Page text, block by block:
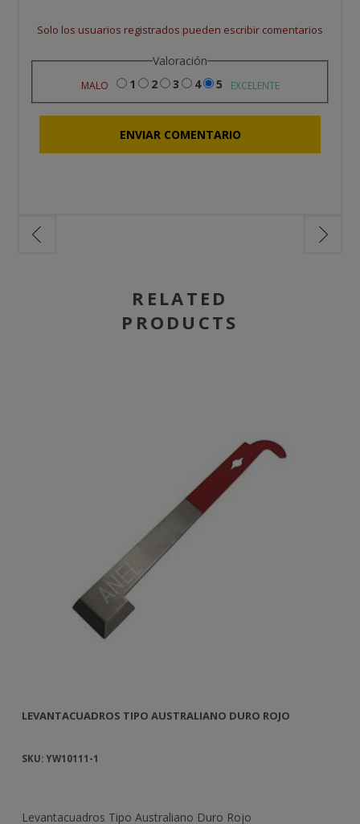
Solo los usuarios registrados pueden escribir comentarios
Valoración
MALO 1 2 3 4 5 EXCELENTE
RELATED
PRODUCTS
LEVANTACUADROS TIPO AUSTRALIANO DURO ROJO
SKU: YW10111-1
Levantacuadros Tipo Australiano Duro Rojo